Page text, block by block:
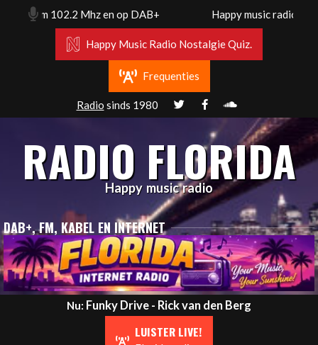
Fm 102.2 Mhz en op DAB+ Happy music radio.
Happy Music Radio Nostalgie Quiz.
Frequenties
Radio sinds 1980
RADIO FLORIDA
Happy music radio
DAB+, FM, KABEL EN INTERNET
Nu: Funky Drive - Rick van den Berg
LUISTER LIVE!